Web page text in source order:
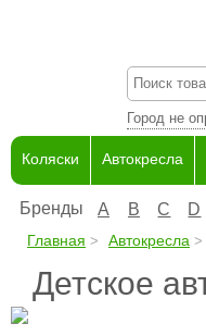
Город не
Коляски Автокресла
Бренды A B C D
Главная Автокресла
Детское